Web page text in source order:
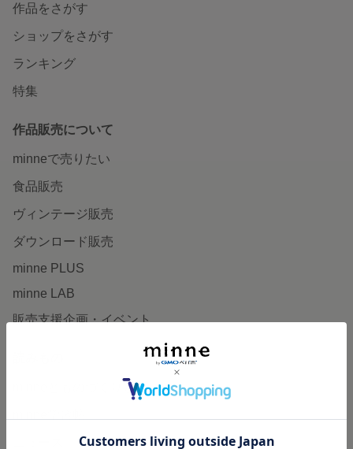
作品をさがす
ショップをさがす
ランキング
特集
作品販売について
minneで売りたい
食品販売
ヴィンテージ販売
ダウンロード販売
minne PLUS
minne LAB
販売支援企画・イベント
minneとものづくりと